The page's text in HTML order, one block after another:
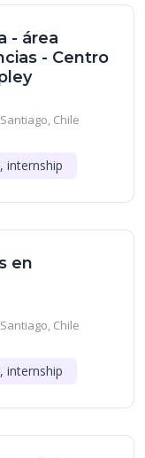
- área
- Centro
Chile
internship
en
Chile
internship